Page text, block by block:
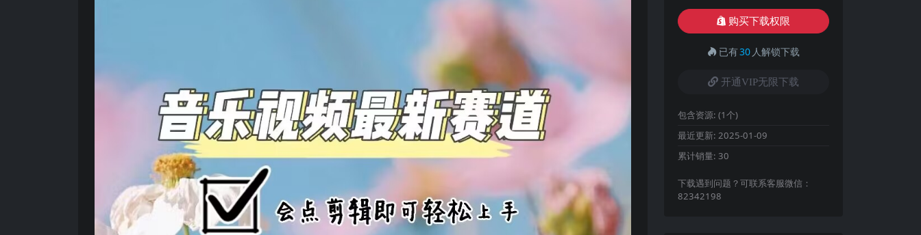
购买下载权限
已有30 人解锁下载
开通VIP无限下载
包含资源: (1个)
最近更新: 2025-01-09
累计销量: 30
下载遇到问题？可联系客服微信：
82342198